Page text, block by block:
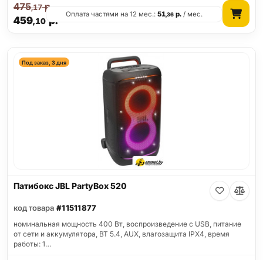
459,10р.
475,17р.
Оплата частями на 12 мес.:51,36 р. / мес.
Под заказ, 3 дня
Патибокс JBL PartyBox 520
код товара #11511877
номинальная мощность 400 Вт, воспроизведение с USB, питание
от сети и аккумулятора, BT 5.4, AUX, влагозащита IPX4, время
работы: 1…